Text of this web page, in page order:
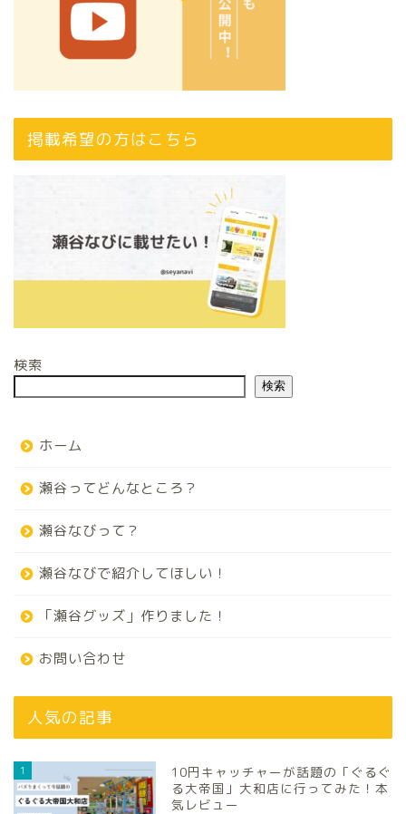
掲載希望の方はこちら
検索
検索
ホーム
瀬谷ってどんなところ？
瀬谷なびって？
瀬谷なびで紹介してほしい！
「瀬谷グッズ」作りました！
お問い合わせ
人気の記事
1
10円キャッチャーが話題の「ぐるぐ
る大帝国」大和店に行ってみた！本
気レビュー